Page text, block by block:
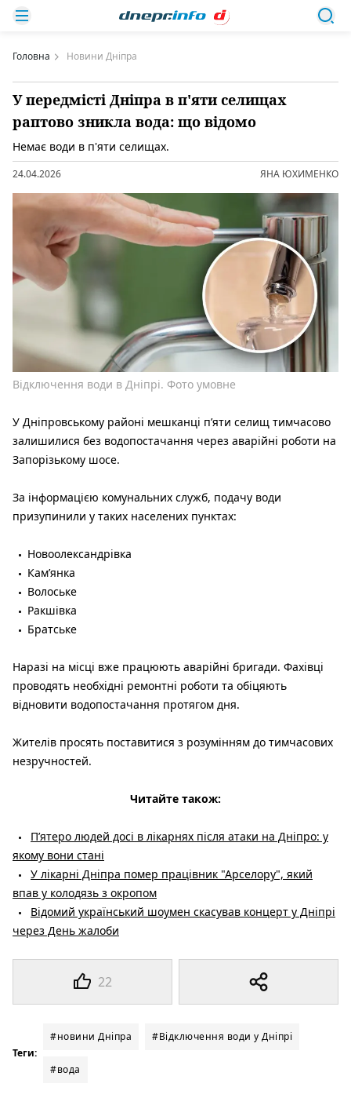
Головна Новини Дніпра
У передмісті Дніпра в п'яти селищах
раптово зникла вода: що відомо
Немає води в п'яти селищах.
24.04.2026 ЯНА ЮХИМЕНКО
22
Відключення води в Дніпрі. Фото умовне
У Дніпровському районі мешканці п’яти селищ тимчасово
залишилися без водопостачання через аварійні роботи на
Запорізькому шосе.
За інформацією комунальних служб, подачу води
призупинили у таких населених пунктах:
Новоолександрівка
Кам’янка
Волоське
Ракшівка
Братське
Наразі на місці вже працюють аварійні бригади. Фахівці
проводять необхідні ремонтні роботи та обіцяють
відновити водопостачання протягом дня.
Жителів просять поставитися з розумінням до тимчасових
незручностей.
Читайте також:
П’ятеро людей досі в лікарнях після атаки на Дніпро: у
якому вони стані
У лікарні Дніпра помер працівник "Арселору", який
впав у колодязь з окропом
Відомий український шоумен скасував концерт у Дніпрі
через День жалоби
Теги:
#новини Дніпра #Відключення води у Дніпрі
#вода